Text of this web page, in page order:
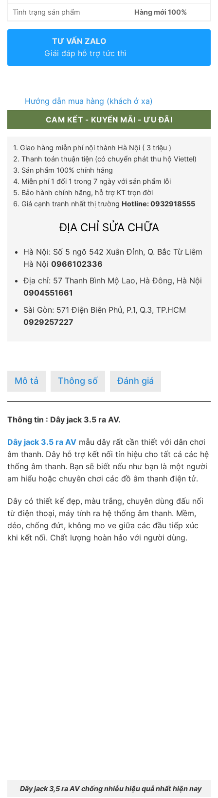
Tình trạng sản phẩm Hàng mới 100%
TƯ VẤN ZALO
Giải đáp hỗ trợ tức thì
Hướng dẫn mua hàng (khách ở xa)
CAM KẾT - KUYẾN MÃI - ƯU ĐÃI
1. Giao hàng miễn phí nội thành Hà Nội ( 3 triệu )
2. Thanh toán thuận tiện (có chuyển phát thu hộ Viettel)
3. Sản phẩm 100% chính hãng
4. Miễn phí 1 đổi 1 trong 7 ngày với sản phẩm lỗi
5. Bảo hành chính hãng, hỗ trợ KT trọn đời
6. Giá cạnh tranh nhất thị trường Hotline: 0932918555
ĐỊA CHỈ SỬA CHỮA
Hà Nội: Số 5 ngõ 542 Xuân Đỉnh, Q. Bắc Từ Liêm
Hà Nội 0966102336
Địa chỉ: 57 Thanh Bình Mộ Lao, Hà Đông, Hà Nội
0904551661
Sài Gòn: 571 Điện Biên Phủ, P.1, Q.3, TP.HCM
0929257227
Mô tả Thông số Đánh giá
Thông tin : Dây jack 3.5 ra AV.
Dây jack 3.5 ra AV mẫu dây rất cần thiết với dân chơi
âm thanh. Dây hỗ trợ kết nối tín hiệu cho tất cả các hệ
thống âm thanh. Bạn sẽ biết nếu như bạn là một người
am hiểu hoặc chuyên chơi các đồ âm thanh điện tử.
Dây có thiết kế đẹp, màu trắng, chuyên dùng đấu nối
từ điện thoại, máy tính ra hệ thống âm thanh. Mềm,
dẻo, chống đứt, không mo ve giữa các đầu tiếp xúc
khi kết nối. Chất lượng hoàn hảo với người dùng.
Dây jack 3,5 ra AV chống nhiễu hiệu quả nhất hiện nay